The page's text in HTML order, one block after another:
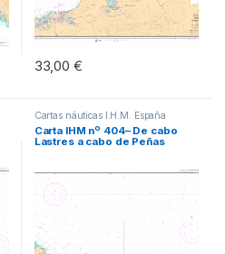
33,00 €
Cartas náuticas I.H.M. España
Carta IHM nº 404– De cabo
Lastres a cabo de Peñas